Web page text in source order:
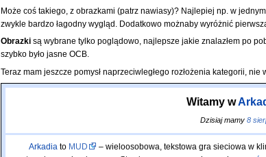
Może coś takiego, z obrazkami (patrz nawiasy)? Najlepiej np. w
zwykle bardzo łagodny wygląd. Dodatkowo możnaby wyróżnić
Obrazki są wybrane tylko poglądowo, najlepsze jakie znalazłem po
szybko było jasne OCB.
Teraz mam jeszcze pomysł naprzeciwległego rozłożenia kategorii,
Witamy w
Dzisiaj mamy 8
Arkadia to MUD – wieloosobowa, tekstowa gra sieciowa w